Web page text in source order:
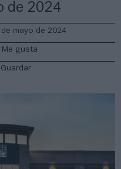
de 2024
de mayo de 2024
Guardar
Me gusta